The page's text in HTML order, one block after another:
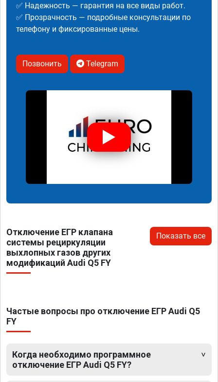
✅ Надежность — гарантия на все виды работ.
✅ Прозрачность — подробные консультации по
телефону и фиксированные цены.
Позвонить Telegram
Отключение ЕГР клапана
системы рециркуляции
выхлопных газов других
модификаций Audi Q5 FY
Показать все
Частые вопросы про отключение ЕГР Audi Q5
FY
Когда необходимо программное
отключение ЕГР Audi Q5 FY?